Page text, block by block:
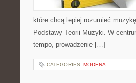
które chcą lepiej rozumieć
Podstawy Teorii Muzyki. W
tempo, prowadzenie […]
CATEGORIES: MODENA